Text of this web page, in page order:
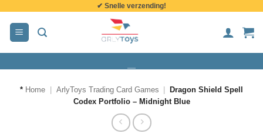
inhoud
✔ Snelle verzending!
* Home ArlyToys Trading Card Games
Dragon Shield Spell
Codex Portfolio – Midnight Blue